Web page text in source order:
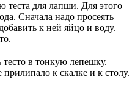
теста для лапши. Для этого
Сначала надо просеять
к ней яйцо и воду.
в тонкую лепешку.
к скалке и к столу.